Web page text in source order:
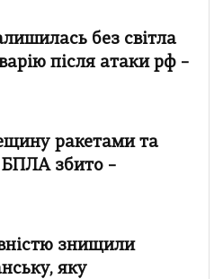
без світла
після атаки рф –
ракетами та
збито –
знищили
яку